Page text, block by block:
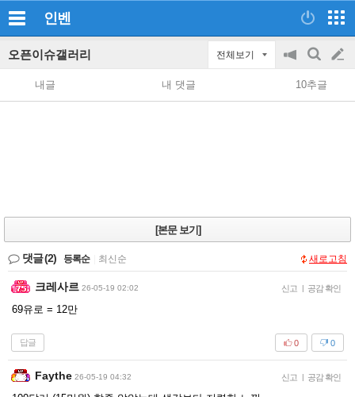
인벤
오픈이슈갤러리 전체보기
공
지
on/off
검
색
글
쓰
내글 내 댓글 10추글
[본문 보기]
댓글(2) 등록순 최신순 새로고침
크레사르 26-05-19 02:02 신고 | 공감 확인
69유로 = 12만
답글 0
0
Faythe 26-05-19 04:32 신고 | 공감 확인